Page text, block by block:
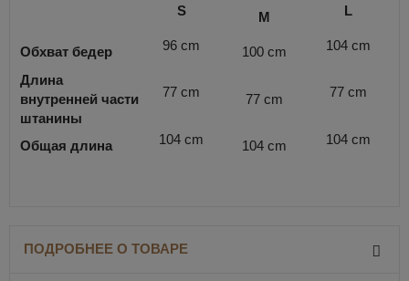
S M L
Обхват бедер 96 cm 100 cm 104 cm
Длина
внутренней части
штанины
77 cm 77 cm 77 cm
Общая длина 104 cm 104 cm 104 cm
ПОДРОБНЕЕ О ТОВАРЕ